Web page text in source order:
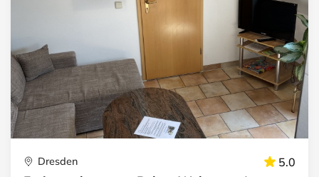
Dresden 5.0